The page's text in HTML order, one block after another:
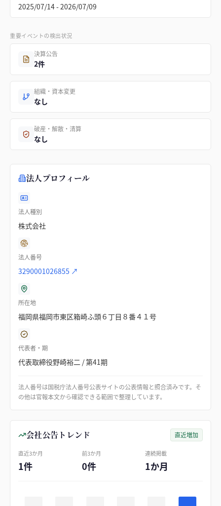
2025/07/14 - 2026/07/09
重要イベントの検出状況
決算公告
2件
組織・資本変更
なし
破産・解散・清算
なし
法人プロフィール
法人種別
株式会社
法人番号
3290001026855 ↗
所在地
福岡県福岡市東区箱崎ふ頭６丁目８番４１号
代表者・期
代表取締役野崎裕二 / 第41期
法人番号は国税庁法人番号公表サイトの公表情報と照合済みです。そ
の他は官報本文から確認できる範囲で整理しています。
会社公告トレンド 直近増加
直近3か月
1件
前3か月
0件
連続掲載
1か月